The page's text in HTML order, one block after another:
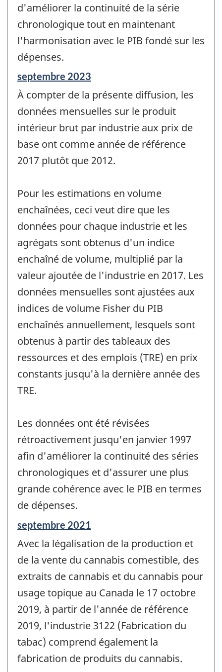
d'améliorer la continuité de la série
chronologique tout en maintenant
l'harmonisation avec le PIB fondé sur les
dépenses.
Période
de
référence
de
-
septembre 2023
À compter de la présente diffusion, les
données mensuelles sur le produit
intérieur brut par industrie aux prix de
base ont comme année de référence
2017 plutôt que 2012.
Pour les estimations en volume
enchaînées, ceci veut dire que les
données pour chaque industrie et les
agrégats sont obtenus d'un indice
enchaîné de volume, multiplié par la
valeur ajoutée de l'industrie en 2017. Les
données mensuelles sont ajustées aux
indices de volume Fisher du PIB
enchaînés annuellement, lesquels sont
obtenus à partir des tableaux des
ressources et des emplois (TRE) en prix
constants jusqu'à la dernière année des
TRE.
Les données ont été révisées
rétroactivement jusqu'en janvier 1997
afin d'améliorer la continuité des séries
chronologiques et d'assurer une plus
grande cohérence avec le PIB en termes
de dépenses.
Période
référence
de
-
septembre 2021
Avec la légalisation de la production et
de la vente du cannabis comestible, des
extraits de cannabis et du cannabis pour
usage topique au Canada le 17 octobre
2019, à partir de l'année de référence
2019, l'industrie 3122 (Fabrication du
tabac) comprend également la
fabrication de produits du cannabis.